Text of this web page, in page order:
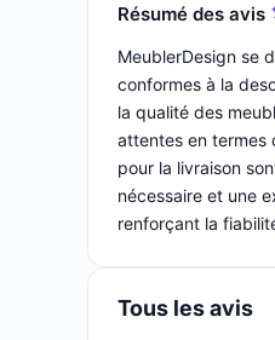
Résumé des avis
MeublerDesign se
conformes à la
la qualité des
attentes en termes
pour la livraison
nécessaire et une
renforçant la
Tous les avis